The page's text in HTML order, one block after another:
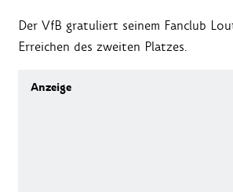
Der VfB gratuliert seinem Fanclub
Erreichen des zweiten Platzes.